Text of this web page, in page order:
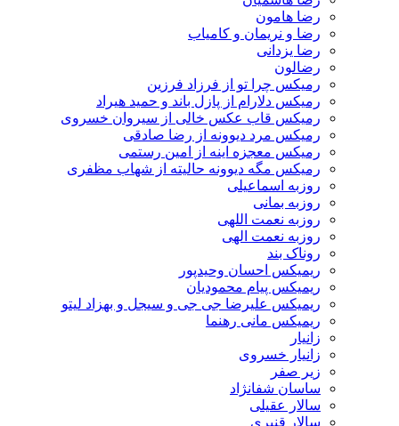
رضا هامون
رضا و نریمان و کامیاب
رضا یزدانی
رضالون
رمیکس چرا تو از فرزاد فرزین
رمیکس دلارام از پازل باند و حمید هیراد
رمیکس قاب عکس خالی از سیروان خسروی
رمیکس مرد دیوونه از رضا صادقی
رمیکس معجزه اینه از امین رستمی
رمیکس مگه دیوونه حالیته از شهاب مظفری
روزبه اسماعیلی
روزبه بمانی
روزبه نعمت اللهی
روزبه نعمت الهی
روناک بند
ریمیکس احسان وحیدپور
ریمیکس پیام محمودیان
ریمیکس علیرضا جی جی و سیجل و بهزاد لیتو
ریمیکس مانی رهنما
زانیار
زانیار خسروی
زیر صفر
ساسان شفانژاد
سالار عقیلی
سالار قنبری